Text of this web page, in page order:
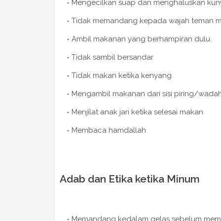
Mengecilkan suap dan menghaluskan
Tidak memandang kepada wajah teman
Ambil makanan yang berhampiran dulu.
Tidak sambil bersandar
Tidak makan ketika kenyang
Mengambil makanan dari sisi piring/
Menjilat anak jari ketika selesai makan
Membaca hamdallah
Adab dan Etika ketika Minum
Memandang kedalam gelas sebelum